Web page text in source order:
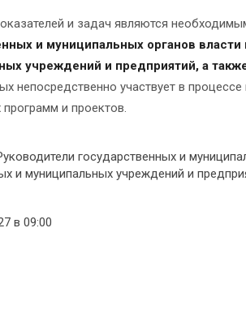
и задач являются
и муниципальных органов
учреждений и предприятий, а
непосредственно участвует в
и проектов.
государственных и
и муниципальных учреждений и
в 09:00